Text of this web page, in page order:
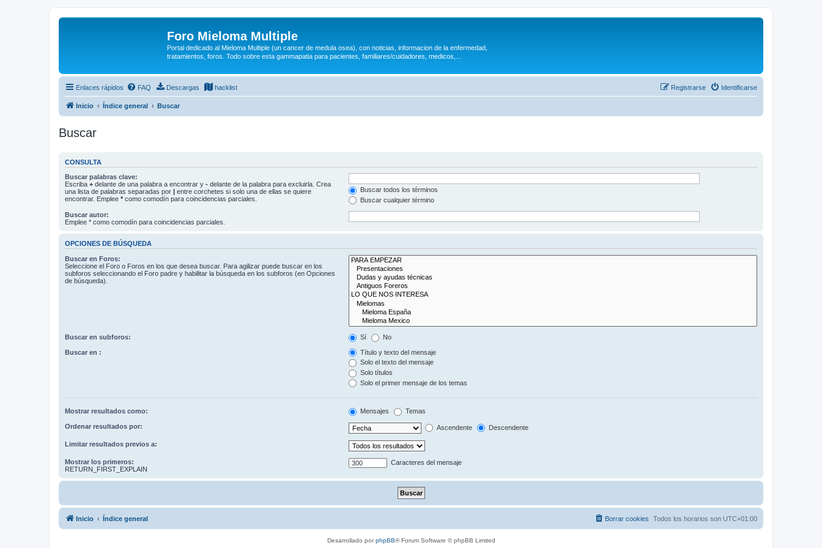
Foro Mieloma Multiple
Portal dedicado al Mieloma Multiple (un cancer de medula osea), con noticias, informacion de la enfermedad,
tratamientos, foros. Todo sobre esta gammapatia para pacientes, familiares/cuidadores, medicos,...
Enlaces rápidos FAQ Descargas hacklist Identificarse
Registrarse
Inicio Índice general Buscar
Buscar
CONSULTA
Buscar palabras clave:
Escriba + delante de una palabra a encontrar y - delante de la palabra para excluirla. Crea
una lista de palabras separadas por | entre corchetes si solo una de ellas se quiere
encontrar. Emplee * como comodín para coincidencias parciales.
Buscar todos los términos
Buscar cualquier término
Buscar autor:
Emplee * como comodín para coincidencias parciales.
OPCIONES DE BÚSQUEDA
Buscar en Foros:
Seleccione el Foro o Foros en los que desea buscar. Para agilizar puede buscar en los
subforos seleccionando el Foro padre y habilitar la búsqueda en los subforos (en Opciones
de búsqueda).
Buscar en subforos: Sí No
Buscar en :
Título y texto del mensaje
Solo el texto del mensaje
Solo títulos
Solo el primer mensaje de los temas
Mostrar resultados como: Mensajes Temas
Ordenar resultados por: Ascendente Descendente
Limitar resultados previos a:
Mostrar los primeros:
RETURN_FIRST_EXPLAIN
Caracteres del mensaje
Inicio Índice general Todos los horarios son UTC+01:00
Borrar cookies
Desarrollado porphpBB® Forum Software © phpBB Limited